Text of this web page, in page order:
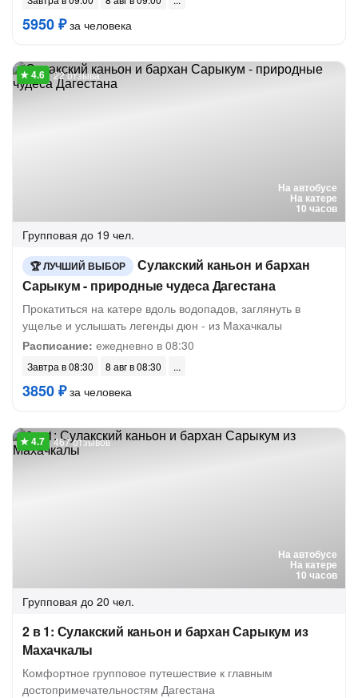
5950 ₽за человека
На автобусе
На катере
10 часов
22 отзыва
Групповая до 19 чел.
ЛУЧШИЙ ВЫБОР
Сулакский каньон и бархан
Сарыкум - природные чудеса Дагестана
Прокатиться на катере вдоль водопадов, заглянуть в
ущелье и услышать легенды дюн - из Махачкалы
Расписание: ежедневно в 08:30
Завтра в 08:30 8 авг в 08:30
3850 ₽за человека
На автобусе
На катере
10 часов
467 отзывов
Групповая до 20 чел.
2 в 1: Сулакский каньон и бархан Сарыкум из
Махачкалы
Комфортное групповое путешествие к главным
достопримечательностям Дагестана